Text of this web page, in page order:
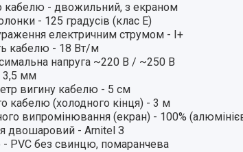
кабелю - двожильний, з екраном
- 125 градусів (клас Е)
електричним струмом - I+
кабелю - 18 Вт/м
напруга ~220 В / ~250 В
3,5 мм
вигину кабелю - 5 см
кабелю (холодного кінця) - 3 м
випромінювання (екран) - 100%
двошаровий - Arnitel З
PVC без свинцю, помаранчева